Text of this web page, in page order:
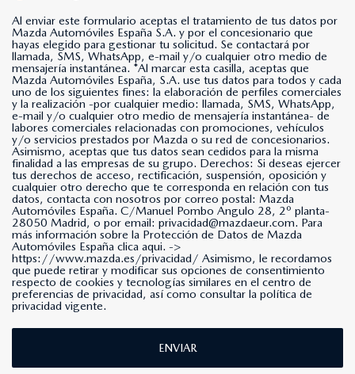
Al enviar este formulario aceptas el tratamiento de tus datos por
Mazda Automóviles España S.A. y por el concesionario que
hayas elegido para gestionar tu solicitud. Se contactará por
llamada, SMS, WhatsApp, e-mail y/o cualquier otro medio de
mensajería instantánea. *Al marcar esta casilla, aceptas que
Mazda Automóviles España, S.A. use tus datos para todos y cada
uno de los siguientes fines: la elaboración de perfiles comerciales
y la realización -por cualquier medio: llamada, SMS, WhatsApp,
e-mail y/o cualquier otro medio de mensajería instantánea- de
labores comerciales relacionadas con promociones, vehículos
y/o servicios prestados por Mazda o su red de concesionarios.
Asimismo, aceptas que tus datos sean cedidos para la misma
finalidad a las empresas de su grupo. Derechos: Si deseas ejercer
tus derechos de acceso, rectificación, suspensión, oposición y
cualquier otro derecho que te corresponda en relación con tus
datos, contacta con nosotros por correo postal: Mazda
Automóviles España. C/Manuel Pombo Angulo 28, 2º planta-
28050 Madrid, o por email: privacidad@mazdaeur.com. Para
más información sobre la Protección de Datos de Mazda
Automóviles España clica aqui. ->
https://www.mazda.es/privacidad/
que puede retirar y modificar sus opciones de consentimiento
respecto de cookies y tecnologías similares en el centro de
preferencias de privacidad, así como consultar la política de
privacidad vigente.
ENVIAR